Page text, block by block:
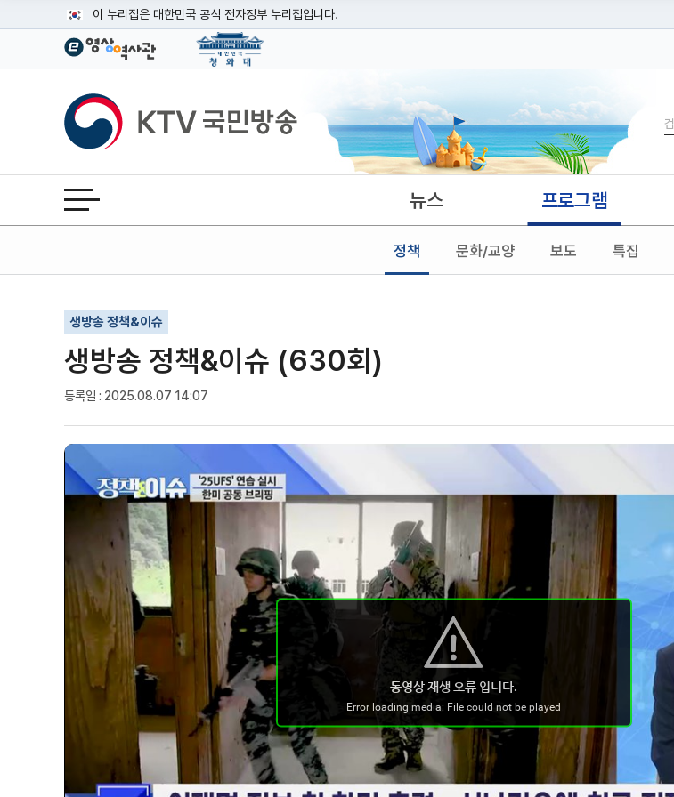
이 누리집은 대한민국 공식 전자정부 누리집입니다.
공식 누리집 주소 확인하기
이밖에 or.kr 또는 .kr등 다른 도메인 주소를 사용하고 있다면 아래 URL에서 도메인 주소를 확인해 보세요
운영중인 공식 누리집보기
KTV국민방송
전체메뉴 열기 뉴스 프로그램
정책 문화/교양 보도 특집
생방송 정책&이슈
생방송 정책&이슈 (630회)
등록일 : 2025.08.07 14:07
기사인쇄
글자확대
글자축소